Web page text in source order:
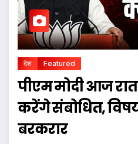
देश Featured
पीएम मोदी आज
करेंगे संबोधित,
बरकरार